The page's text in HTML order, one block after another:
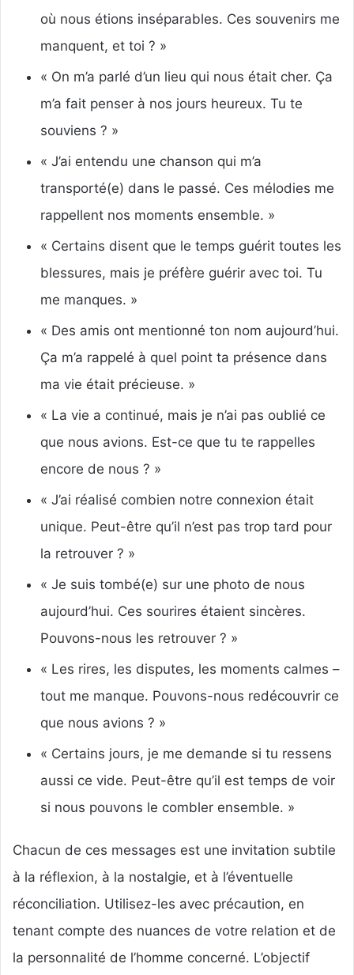
où nous étions inséparables. Ces souvenirs me
manquent, et toi ? »
« On m’a parlé d’un lieu qui nous était cher. Ça
m’a fait penser à nos jours heureux. Tu te
souviens ? »
« J’ai entendu une chanson qui m’a
transporté(e) dans le passé. Ces mélodies me
rappellent nos moments ensemble. »
« Certains disent que le temps guérit toutes les
blessures, mais je préfère guérir avec toi. Tu
me manques. »
« Des amis ont mentionné ton nom aujourd’hui.
Ça m’a rappelé à quel point ta présence dans
ma vie était précieuse. »
« La vie a continué, mais je n’ai pas oublié ce
que nous avions. Est-ce que tu te rappelles
encore de nous ? »
« J’ai réalisé combien notre connexion était
unique. Peut-être qu’il n’est pas trop tard pour
la retrouver ? »
« Je suis tombé(e) sur une photo de nous
aujourd’hui. Ces sourires étaient sincères.
Pouvons-nous les retrouver ? »
« Les rires, les disputes, les moments calmes –
tout me manque. Pouvons-nous redécouvrir ce
que nous avions ? »
« Certains jours, je me demande si tu ressens
aussi ce vide. Peut-être qu’il est temps de voir
si nous pouvons le combler ensemble. »
Chacun de ces messages est une invitation subtile
à la réflexion, à la nostalgie, et à l’éventuelle
réconciliation. Utilisez-les avec précaution, en
tenant compte des nuances de votre relation et de
la personnalité de l’homme concerné. L’objectif